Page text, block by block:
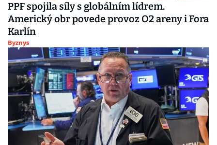
PPF spojila síly s globálním lídrem.
Americký obr povede provoz O2 areny i Fora
Karlín
Byznys